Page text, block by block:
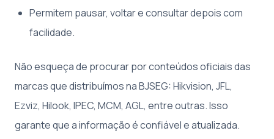
Permitem pausar, voltar e consultar depois com
facilidade.
Não esqueça de procurar por conteúdos oficiais das
marcas que distribuímos na BJSEG: Hikvision, JFL,
Ezviz, Hilook, IPEC, MCM, AGL, entre outras. Isso
garante que a informação é confiável e atualizada.